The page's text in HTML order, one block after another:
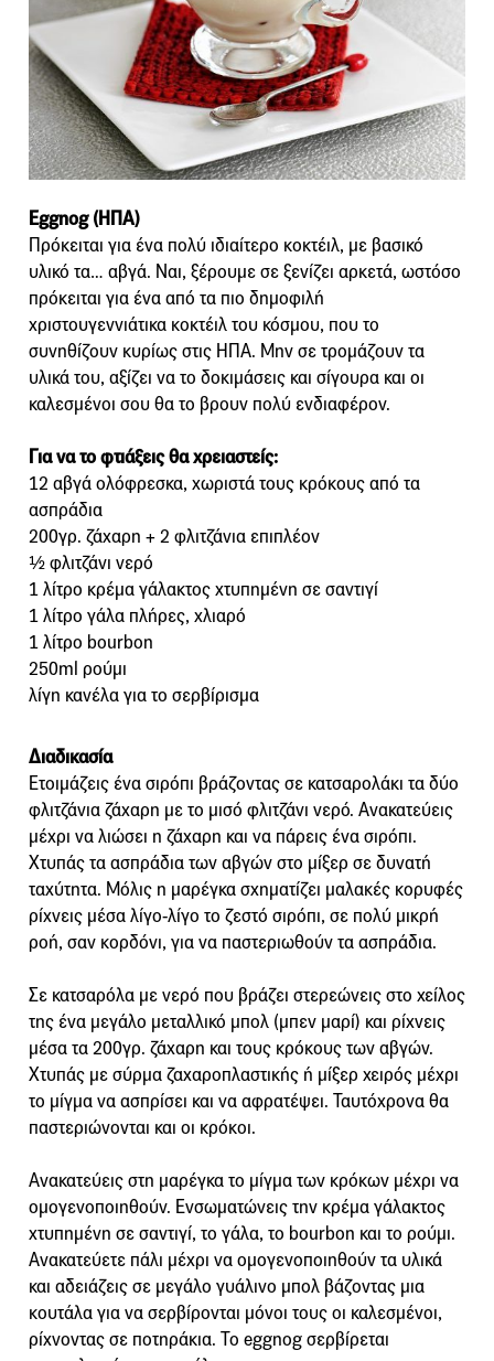
Eggnog (ΗΠΑ)
Πρόκειται για ένα πολύ ιδιαίτερο κοκτέιλ, με βασικό
υλικό τα… αβγά. Ναι, ξέρουμε σε ξενίζει αρκετά, ωστόσο
πρόκειται για ένα από τα πιο δημοφιλή
χριστουγεννιάτικα κοκτέιλ του κόσμου, που το
συνηθίζουν κυρίως στις ΗΠΑ. Μην σε τρομάζουν τα
υλικά του, αξίζει να το δοκιμάσεις και σίγουρα και οι
καλεσμένοι σου θα το βρουν πολύ ενδιαφέρον.
Για να το φτιάξεις θα χρειαστείς:
12 αβγά ολόφρεσκα, χωριστά τους κρόκους από τα
ασπράδια
200γρ. ζάχαρη + 2 φλιτζάνια επιπλέον
½ φλιτζάνι νερό
1 λίτρο κρέμα γάλακτος χτυπημένη σε σαντιγί
1 λίτρο γάλα πλήρες, χλιαρό
1 λίτρο bourbon
250ml ρούμι
λίγη κανέλα για το σερβίρισμα
Διαδικασία
Ετοιμάζεις ένα σιρόπι βράζοντας σε κατσαρολάκι τα δύο
φλιτζάνια ζάχαρη με το μισό φλιτζάνι νερό. Ανακατεύεις
μέχρι να λιώσει η ζάχαρη και να πάρεις ένα σιρόπι.
Χτυπάς τα ασπράδια των αβγών στο μίξερ σε δυνατή
ταχύτητα. Μόλις η μαρέγκα σχηματίζει μαλακές κορυφές
ρίχνεις μέσα λίγο-λίγο το ζεστό σιρόπι, σε πολύ μικρή
ροή, σαν κορδόνι, για να παστεριωθούν τα ασπράδια.
Σε κατσαρόλα με νερό που βράζει στερεώνεις στο χείλος
της ένα μεγάλο μεταλλικό μπολ (μπεν μαρί) και ρίχνεις
μέσα τα 200γρ. ζάχαρη και τους κρόκους των αβγών.
Χτυπάς με σύρμα ζαχαροπλαστικής ή μίξερ χειρός μέχρι
το μίγμα να ασπρίσει και να αφρατέψει. Ταυτόχρονα θα
παστεριώνονται και οι κρόκοι.
Ανακατεύεις στη μαρέγκα το μίγμα των κρόκων μέχρι να
ομογενοποιηθούν. Ενσωματώνεις την κρέμα γάλακτος
χτυπημένη σε σαντιγί, το γάλα, το bourbon και το ρούμι.
Ανακατεύετε πάλι μέχρι να ομογενοποιηθούν τα υλικά
και αδειάζεις σε μεγάλο γυάλινο μπολ βάζοντας μια
κουτάλα για να σερβίρονται μόνοι τους οι καλεσμένοι,
ρίχνοντας σε ποτηράκια. Το eggnog σερβίρεται